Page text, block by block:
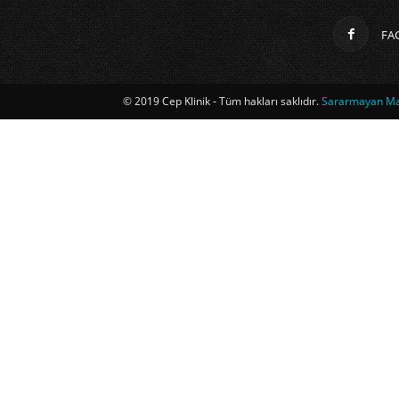
© 2019 Cep Klinik - Tüm hakları saklıdır.Sararmayan